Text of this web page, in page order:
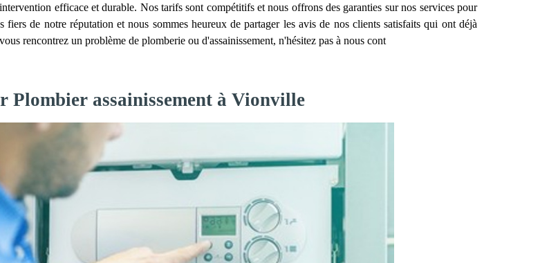
efficace et durable. Nos tarifs sont compétitifs et nous offrons des garanties sur nos services pour
de notre réputation et nous sommes heureux de partager les avis de nos clients satisfaits qui ont déjà
rencontrez un problème de plomberie ou d'assainissement, n'hésitez pas à nous cont
assainissement à Vionville